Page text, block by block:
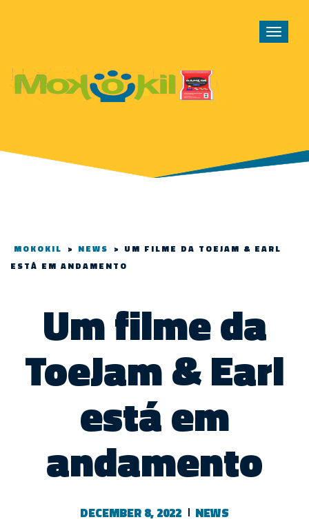
Toggle
MOKOKIL > NEWS > UM FILME DA TOEJAM & EARL
ESTÁ EM ANDAMENTO
Um filme da
ToeJam & Earl
está em
andamento
DECEMBER 8, 2022 NEWS